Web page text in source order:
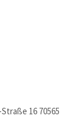
16 70565